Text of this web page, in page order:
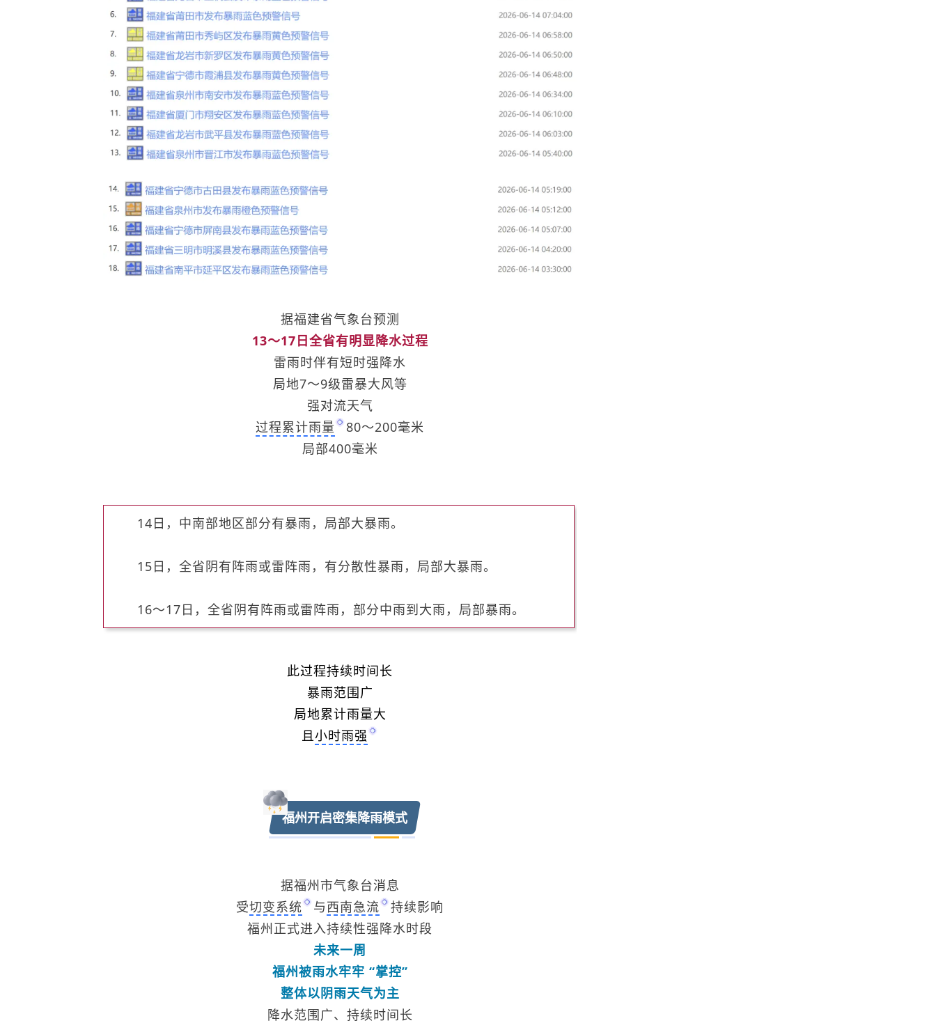
据福建省气象台预测
13～17日全省有明显降水过程
雷雨时伴有短时强降水
局地7～9级雷暴大风等
强对流天气
过程累计雨量
80～200毫米
局部400毫米
14日，中南部地区部分有暴雨，局部大暴雨。
15日，全省阴有阵雨或雷阵雨，有分散性暴雨，局部大暴雨。
16～17日，全省阴有阵雨或雷阵雨，部分中雨到大雨，局部暴雨。
此过程持续时间长
暴雨范围广
局地累计雨量大
且小时雨强
福州开启密集降雨模式
据福州市气象台消息
受切变系统 与西南急流
持续影响
福州正式进入持续性强降水时段
未来一周
福州被雨水牢牢 “掌控”
整体以阴雨天气为主
降水范围广、持续时间长